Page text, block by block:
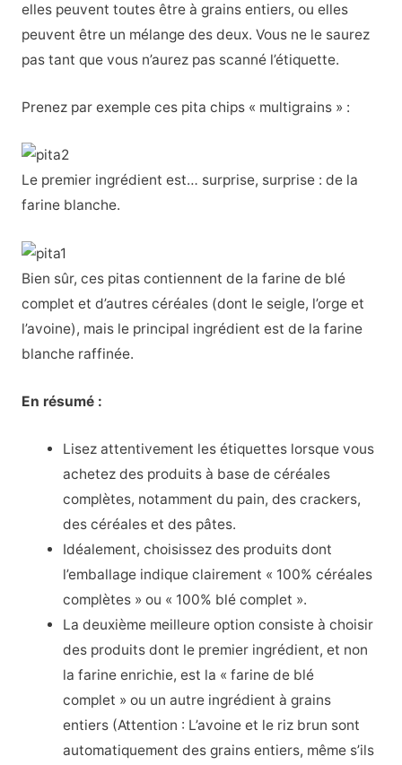
elles peuvent toutes être à grains entiers, ou elles
peuvent être un mélange des deux. Vous ne le saurez
pas tant que vous n’aurez pas scanné l’étiquette.
Prenez par exemple ces pita chips « multigrains » :
Le premier ingrédient est… surprise, surprise : de la
farine blanche.
Bien sûr, ces pitas contiennent de la farine de blé
complet et d’autres céréales (dont le seigle, l’orge et
l’avoine), mais le principal ingrédient est de la farine
blanche raffinée.
En résumé :
Lisez attentivement les étiquettes lorsque vous
achetez des produits à base de céréales
complètes, notamment du pain, des crackers,
des céréales et des pâtes.
Idéalement, choisissez des produits dont
l’emballage indique clairement « 100% céréales
complètes » ou « 100% blé complet ».
La deuxième meilleure option consiste à choisir
des produits dont le premier ingrédient, et non
la farine enrichie, est la « farine de blé
complet » ou un autre ingrédient à grains
entiers (Attention : L’avoine et le riz brun sont
automatiquement des grains entiers, même s’ils